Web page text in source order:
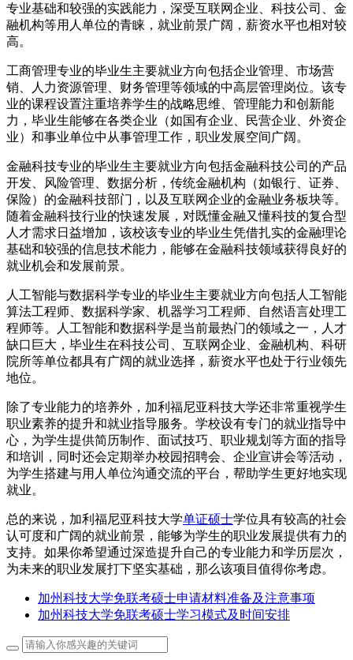
专业基础和较强的实践能力，深受互联网企业、科技公司、金
融机构等用人单位的青睐，就业前景广阔，薪资水平也相对较
高。
工商管理专业的毕业生主要就业方向包括企业管理、市场营
销、人力资源管理、财务管理等领域的中高层管理岗位。该专
业的课程设置注重培养学生的战略思维、管理能力和创新能
力，毕业生能够在各类企业（如国有企业、民营企业、外资企
业）和事业单位中从事管理工作，职业发展空间广阔。
金融科技专业的毕业生主要就业方向包括金融科技公司的产品
开发、风险管理、数据分析，传统金融机构（如银行、证券、
保险）的金融科技部门，以及互联网企业的金融业务板块等。
随着金融科技行业的快速发展，对既懂金融又懂科技的复合型
人才需求日益增加，该校该专业的毕业生凭借扎实的金融理论
基础和较强的信息技术能力，能够在金融科技领域获得良好的
就业机会和发展前景。
人工智能与数据科学专业的毕业生主要就业方向包括人工智能
算法工程师、数据科学家、机器学习工程师、自然语言处理工
程师等。人工智能和数据科学是当前最热门的领域之一，人才
缺口巨大，毕业生在科技公司、互联网企业、金融机构、科研
院所等单位都具有广阔的就业选择，薪资水平也处于行业领先
地位。
除了专业能力的培养外，加利福尼亚科技大学还非常重视学生
职业素养的提升和就业指导服务。学校设有专门的就业指导中
心，为学生提供简历制作、面试技巧、职业规划等方面的指导
和培训，同时还会定期举办校园招聘会、企业宣讲会等活动，
为学生搭建与用人单位沟通交流的平台，帮助学生更好地实现
就业。
总的来说，加利福尼亚科技大学单证硕士学位具有较高的社会
认可度和广阔的就业前景，能够为学生的职业发展提供有力的
支持。如果你希望通过深造提升自己的专业能力和学历层次，
为未来的职业发展打下坚实基础，那么该项目值得你考虑。
加州科技大学免联考硕士申请材料准备及注意事项
加州科技大学免联考硕士学习模式及时间安排